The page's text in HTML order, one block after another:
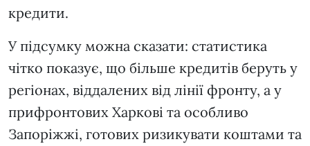
кредити.
У підсумку можна сказати: статистика
чітко показує, що більше кредитів беруть у
регіонах, віддалених від лінії фронту, а у
прифронтових Харкові та особливо
Запоріжжі, готових ризикувати коштами та